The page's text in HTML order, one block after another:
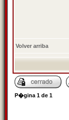
Volver arriba
P�gina 1 de 1